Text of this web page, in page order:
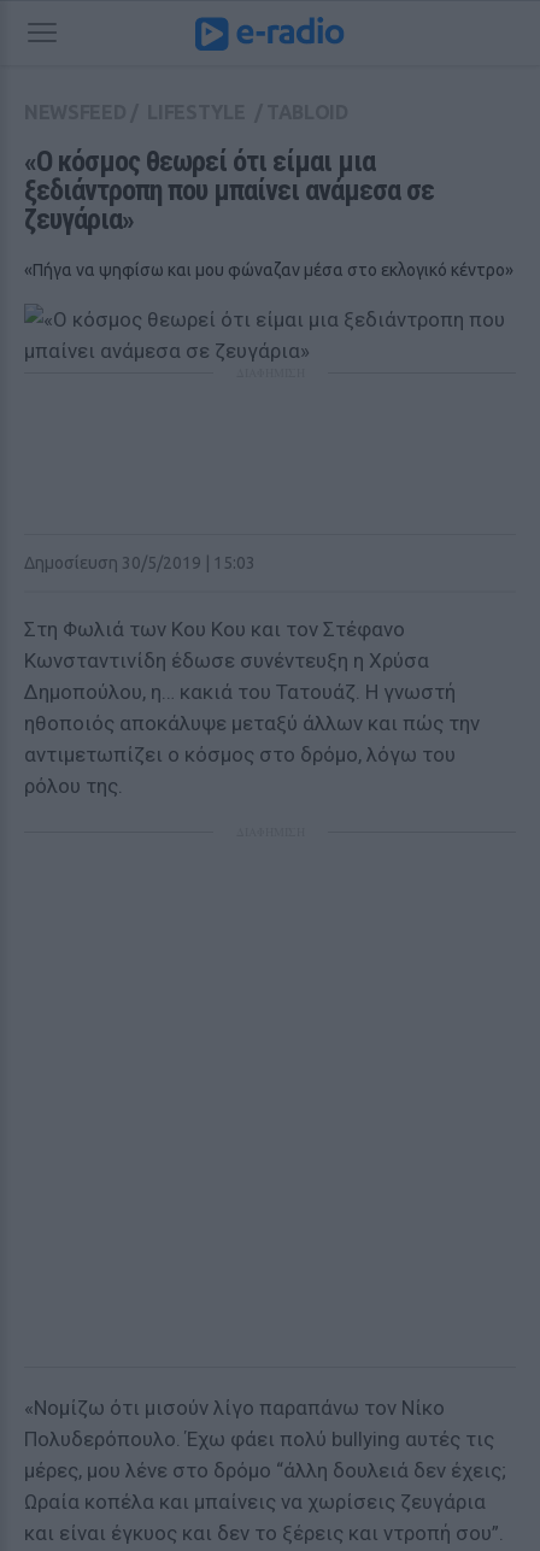
«Ο κόσμος θεωρεί ότι είμαι μια
ξεδιάντροπη που μπαίνει ανάμεσα σε
ζευγάρια»
«Πήγα να ψηφίσω και μου φώναζαν μέσα στο εκλογικό κέντρο»
Δημοσίευση 30/5/2019 | 15:03
Στη Φωλιά των Κου Κου και τον Στέφανο
Κωνσταντινίδη έδωσε συνέντευξη η Χρύσα
Δημοπούλου, η… κακιά του Τατουάζ. Η γνωστή
ηθοποιός αποκάλυψε μεταξύ άλλων και πώς την
αντιμετωπίζει ο κόσμος στο δρόμο, λόγω του
ρόλου της.
«Νομίζω ότι μισούν λίγο παραπάνω τον Νίκο
Πολυδερόπουλο. Έχω φάει πολύ bullying αυτές τις
μέρες, μου λένε στο δρόμο “άλλη δουλειά δεν έχεις;
Ωραία κοπέλα και μπαίνεις να χωρίσεις ζευγάρια
και είναι έγκυος και δεν το ξέρεις και ντροπή σου”.